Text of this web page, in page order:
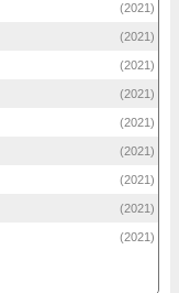
(2021)
(2021)
(2021)
(2021)
(2021)
(2021)
(2021)
(2021)
(2021)